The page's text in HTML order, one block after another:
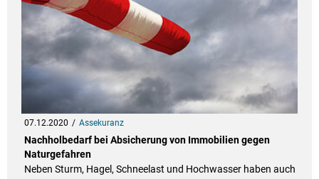
07.12.2020 Assekuranz
Nachholbedarf bei Absicherung von Immobilien gegen
Naturgefahren
Neben Sturm, Hagel, Schneelast und Hochwasser haben auch